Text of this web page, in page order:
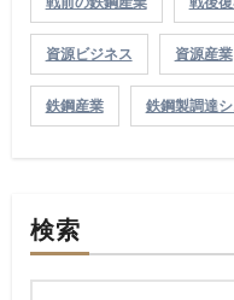
資源ビジネス 資源産業
鉄鋼産業 鉄鋼製調達
検索